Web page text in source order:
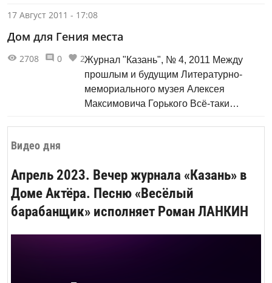
Видео дня
Апрель 2023. Вечер журнала «Казань» в
Доме Актёра. Песню «Весёлый
барабанщик» исполняет Роман ЛАНКИН
цветов и оттенков. Синего, чёрно-
топили-то печи в ту пору кто чем мог:...
17 Август 2011 - 17:08
Дом для Гения места
Журнал "Казань", № 4, 2011 Между
прошлым и будущим Литературно-
мемориального музея Алексея
Максимовича Горького Всё-таки
истории. И до мурашек пробирает,
насколько близко, почти по касательной
пролегают пути героев во времени...
2708 0 2